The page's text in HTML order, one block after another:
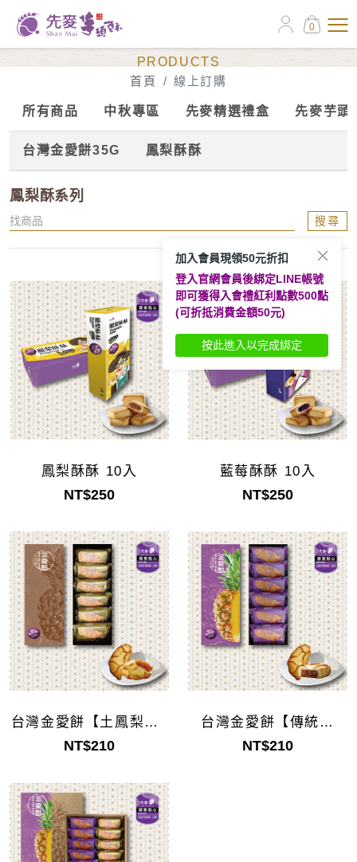
0
PRODUCTS
首頁
線上訂購
所有商品 中秋專區 先麥精選禮盒 先麥芋頭
台灣金愛餅35G 鳳梨酥酥
鳳梨酥系列
搜尋
鳳梨酥酥 10入
NT$250
藍莓酥酥 10入
NT$250
台灣金愛餅【土鳳梨】6
入
NT$210
台灣金愛餅【傳統鳳
梨】6入
NT$210
加入會員現領50元折扣
登入官網會員後綁定LINE帳號
即可獲得入會禮紅利點數500點
(可折抵消費金額50元)
按此進入以完成綁定